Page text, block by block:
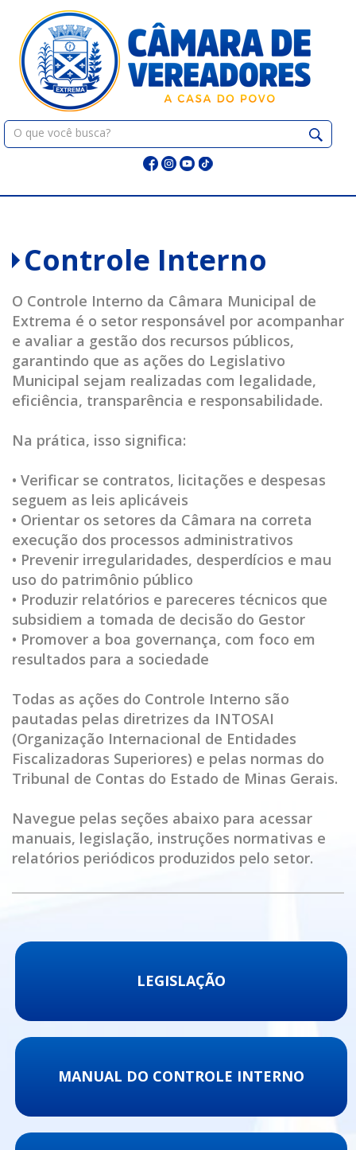
Pular
para
o
conteúdo
Pesquisar:
Controle Interno
O Controle Interno da Câmara Municipal de
Extrema é o setor responsável por acompanhar
e avaliar a gestão dos recursos públicos,
garantindo que as ações do Legislativo
Municipal sejam realizadas com legalidade,
eficiência, transparência e responsabilidade.
Na prática, isso significa:
• Verificar se contratos, licitações e despesas
seguem as leis aplicáveis
• Orientar os setores da Câmara na correta
execução dos processos administrativos
• Prevenir irregularidades, desperdícios e mau
uso do patrimônio público
• Produzir relatórios e pareceres técnicos que
subsidiem a tomada de decisão do Gestor
• Promover a boa governança, com foco em
resultados para a sociedade
Todas as ações do Controle Interno são
pautadas pelas diretrizes da INTOSAI
(Organização Internacional de Entidades
Fiscalizadoras Superiores) e pelas normas do
Tribunal de Contas do Estado de Minas Gerais.
Navegue pelas seções abaixo para acessar
manuais, legislação, instruções normativas e
relatórios periódicos produzidos pelo setor.
LEGISLAÇÃO
MANUAL DO CONTROLE INTERNO